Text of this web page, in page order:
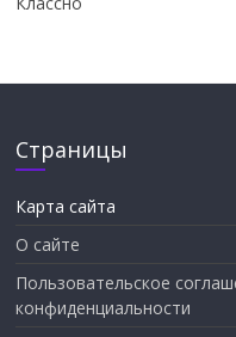
Страницы
Карта сайта
О сайте
Пользовательское
конфиденциальности